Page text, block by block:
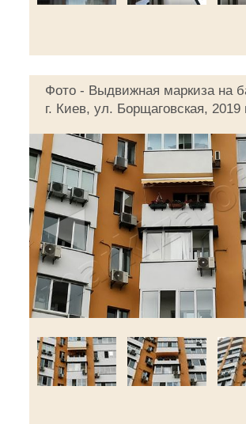
Фото - Выдвижная маркиза на
г. Киев, ул. Борщаговская, 2019
◄